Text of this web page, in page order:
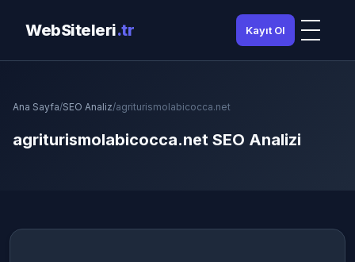
WebSiteleri.tr Kayıt Ol
Ana Sayfa/SEO Analiz/agriturismolabicocca.net
agriturismolabicocca.net SEO Analizi